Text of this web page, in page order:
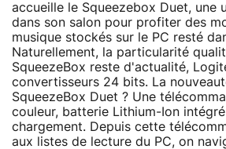
accueille le Squeezebox Duet, une
dans son salon pour profiter des
musique stockés sur le PC resté
Naturellement, la particularité
SqueezeBox reste d'actualité,
convertisseurs 24 bits. La
SqueezeBox Duet ? Une
couleur, batterie Lithium-Ion
chargement. Depuis cette
aux listes de lecture du PC, on